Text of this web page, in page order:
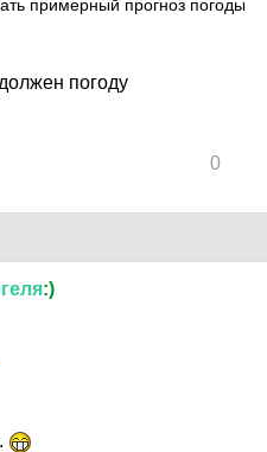
примерный прогноз погоды
погоду
0
:)